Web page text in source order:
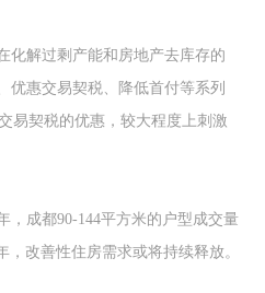
化解过剩产能和房地产去库存的
优惠交易契税、降低首付等系列
易契税的优惠，较大程度上刺激
，成都90-144平方米的户型成交量
，改善性住房需求或将持续释放。